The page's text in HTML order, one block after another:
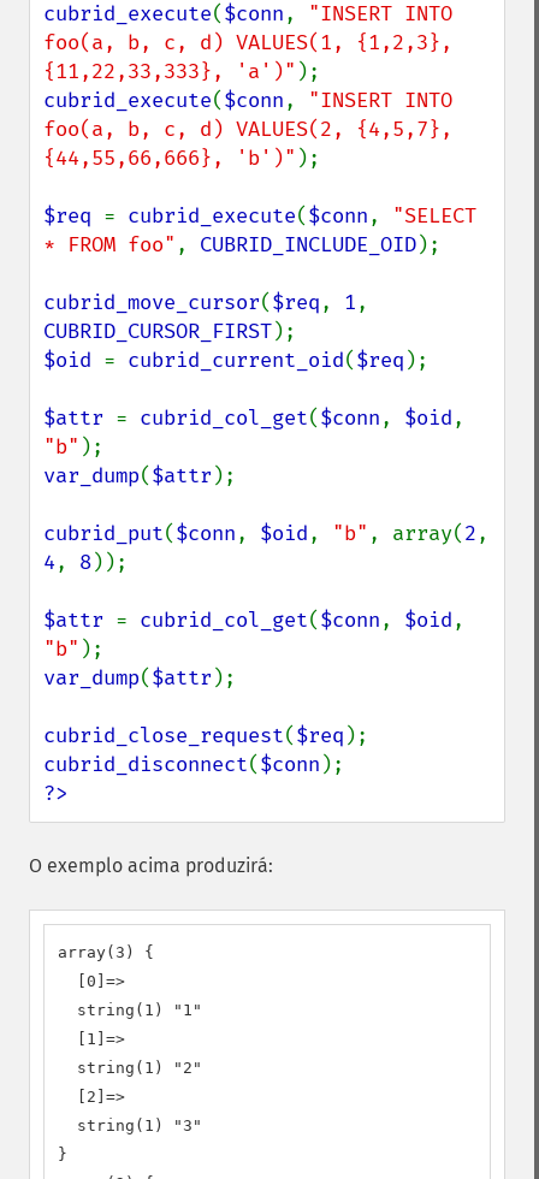
cubrid_execute($conn, "INSERT INTO
foo(a, b, c, d) VALUES(1, {1,2,3},
{11,22,33,333}, 'a')"
cubrid_execute($conn, "INSERT INTO
foo(a, b, c, d) VALUES(2, {4,5,7},
{44,55,66,666}, 'b')" );
$req = cubrid_execute($conn, "SELECT
* FROM foo" , CUBRID_INCLUDE_OID);
cubrid_move_cursor($req, 1
CUBRID_CURSOR_FIRST
$oid = cubrid_current_oid($req );
$attr = cubrid_col_get($conn, $oid
"b"
var_dump($attr );
cubrid_put($conn, $oid, "b" , array(2
4, 8));
$attr = cubrid_col_get($conn, $oid
"b"
var_dump($attr );
cubrid_close_request($req
cubrid_disconnect($conn
?>
O exemplo acima produzirá:
array(3) {
  [0]=>
  string(1) "1"
  [1]=>
  string(1) "2"
  [2]=>
  string(1) "3"
}